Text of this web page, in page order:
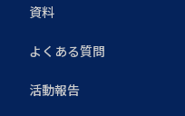
資料
よくある質問
活動報告